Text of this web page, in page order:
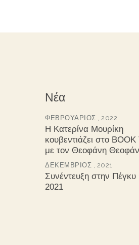
Νέα
ΦΕΒΡΟΥΆΡΙΟΣ , 2022
Η Κατερίνα Μουρίκη
κουβεντιάζει στο
με τον Θεοφάνη
ΔΕΚΈΜΒΡΙΟΣ , 2021
Συνέντευξη στην
2021